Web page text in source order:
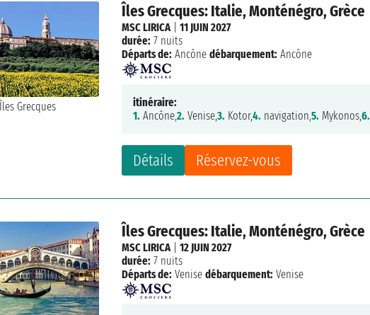
Îles Grecques: Italie, Monténégro, Grèce
Détails Réservez-vous
MSC LIRICA|11 JUIN 2027
durée: 7 nuits
Départs de: Ancône débarquement: Ancône
itinéraire:
1. Ancône,2. Venise,3. Kotor,4. navigation,5. Mykonos,6.
Îles Grecques: Italie, Monténégro, Grèce
MSC LIRICA|12 JUIN 2027
durée: 7 nuits
Départs de: Venise débarquement: Venise